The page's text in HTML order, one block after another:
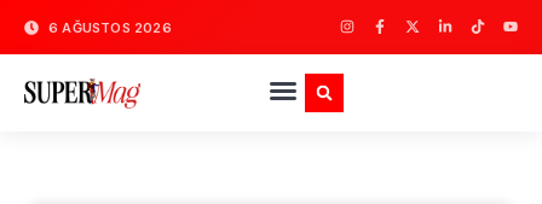
6 AĞUSTOS 2026